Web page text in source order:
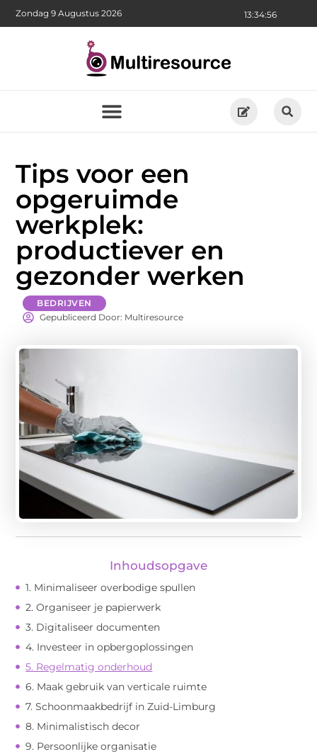
13:34:57
Zondag 9 Augustus 2026
Tips voor een
opgeruimde
werkplek:
productiever en
gezonder werken
BEDRIJVEN
Gepubliceerd Door: Multiresource
Inhoudsopgave
1. Minimaliseer overbodige spullen
2. Organiseer je papierwerk
3. Digitaliseer documenten
4. Investeer in opbergoplossingen
5. Regelmatig onderhoud
6. Maak gebruik van verticale ruimte
7. Schoonmaakbedrijf in Zuid-Limburg
8. Minimalistisch decor
9. Persoonlijke organisatie